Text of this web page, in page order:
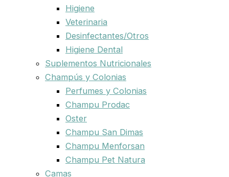
Higiene
Veterinaria
Desinfectantes/Otros
Higiene Dental
Suplementos Nutricionales
Champús y Colonias
Perfumes y Colonias
Champu Prodac
Oster
Champu San Dimas
Champu Menforsan
Champu Pet Natura
Camas